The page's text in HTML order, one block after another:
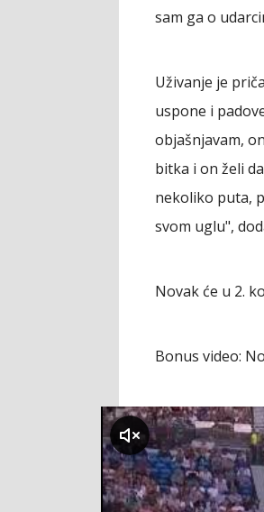
sam ga o
Uživanje je
uspone i
objašnjavam,
bitka i on želi
nekoliko puta,
svom uglu",
Novak će u 2.
Bonus video:
klikni za zvuk